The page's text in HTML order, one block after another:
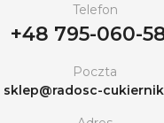
Telefon
+48 795-060-
Poczta
sklep@radosc-